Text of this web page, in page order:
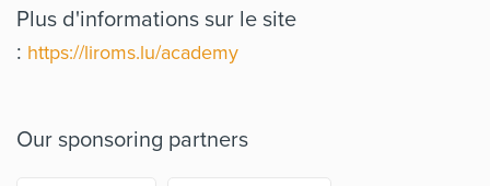
Plus d'informations sur le site
: https://liroms.lu/academy
Our sponsoring partners